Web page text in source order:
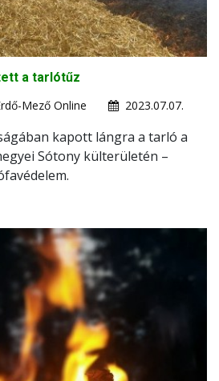
a tarlótűz
Mező Online
2023.07.07.
kapott lángra a tarló a
Sótony külterületén –